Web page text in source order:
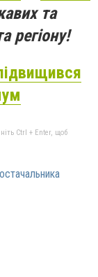
та
регіону!
Ctrl + Enter, щоб